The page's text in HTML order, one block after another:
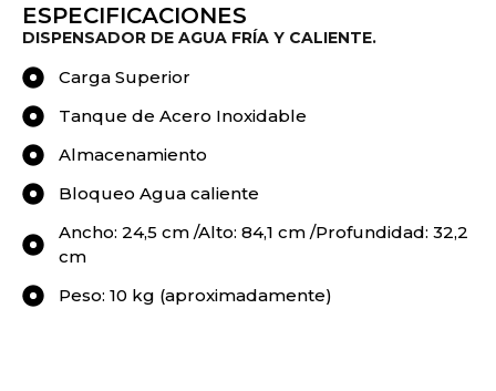
ESPECIFICACIONES
DISPENSADOR DE AGUA FRÍA Y CALIENTE.
Carga Superior
Tanque de Acero Inoxidable
Almacenamiento
Bloqueo Agua caliente
Ancho: 24,5 cm /Alto: 84,1 cm /Profundidad: 32,2
cm
Peso: 10 kg (aproximadamente)